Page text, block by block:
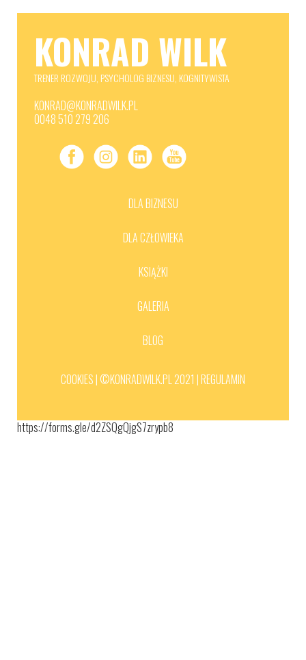
KONRAD WILK
TRENER ROZWOJU, PSYCHOLOG BIZNESU, KOGNITYWISTA
KONRAD@KONRADWILK.PL
0048 510 279 206
DLA BIZNESU
DLA CZŁOWIEKA
KSIĄŻKI
GALERIA
BLOG
COOKIES |©KONRADWILK.PL 2021 |REGULAMIN
https://forms.gle/d2ZSQgQjgS7zrypb8